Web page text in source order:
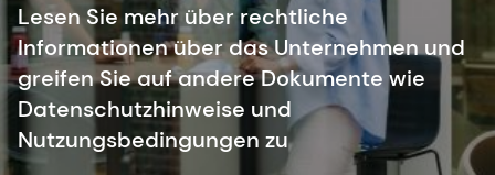
Lesen Sie mehr über rechtliche
Informationen über das Unternehmen und
greifen Sie auf andere Dokumente wie
Datenschutzhinweise und
Nutzungsbedingungen zu